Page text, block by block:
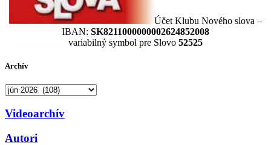
Účet Klubu Nového slova –
IBAN: SK8211000000002624852008
variabilný symbol pre Slovo 52525
Archív
Archív
Videoarchív
Autori